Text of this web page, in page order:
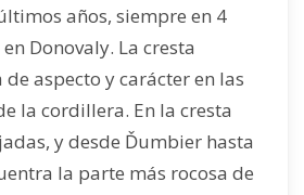
años, siempre en 4
Donovaly. La cresta
aspecto y carácter en las
la cordillera. En la cresta
y desde Ďumbier hasta
la parte más rocosa de